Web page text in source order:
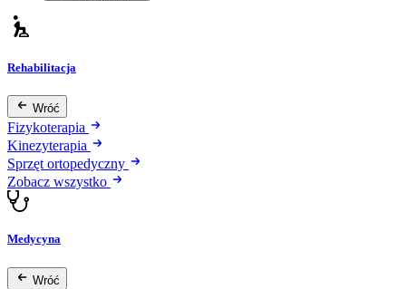
Rehabilitacja
Wróć
Fizykoterapia
Kinezyterapia
Sprzęt ortopedyczny
Zobacz wszystko
Medycyna
Wróć